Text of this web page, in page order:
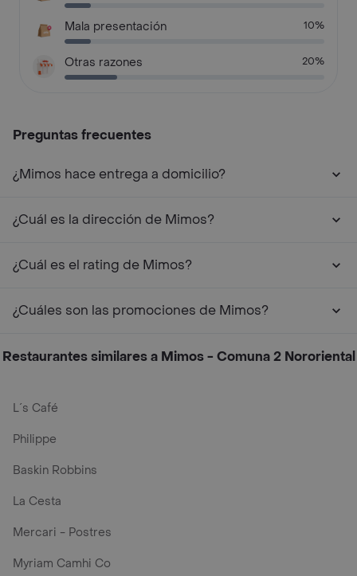
Mala presentación 10%
Otras razones 20%
Preguntas frecuentes
¿Mimos hace entrega a domicilio?
¿Cuál es la dirección de Mimos?
¿Cuál es el rating de Mimos?
¿Cuáles son las promociones de Mimos?
Restaurantes similares a Mimos - Comuna 2 Nororiental
L´s Café
Philippe
Baskin Robbins
La Cesta
Mercari - Postres
Myriam Camhi Co